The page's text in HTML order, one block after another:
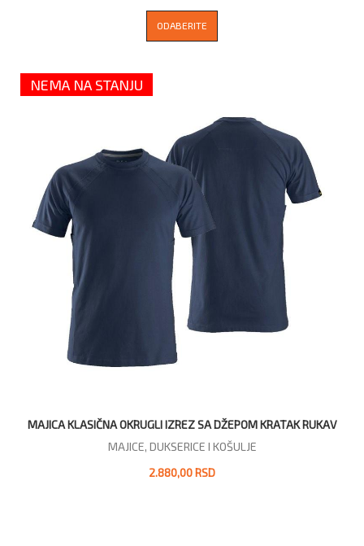
ODABERITE
NEMA NA STANJU
MAJICA KLASIČNA OKRUGLI IZREZ SA DŽEPOM KRATAK RUKAV
MAJICE, DUKSERICE I KOŠULJE
2.880,00 RSD